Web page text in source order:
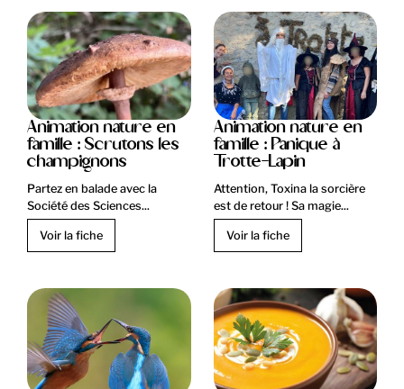
Animation nature en
famille : Scrutons les
champignons
Partez en balade avec la
Société des Sciences...
Voir la fiche
Animation nature en
famille : Panique à
Trotte-Lapin
Attention, Toxina la sorcière
est de retour ! Sa magie...
Voir la fiche